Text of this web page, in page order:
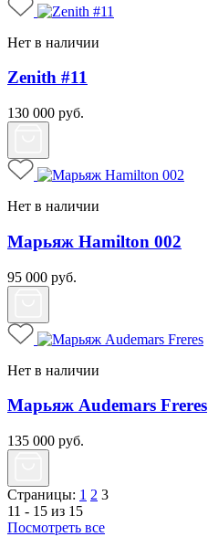
Нет в наличии
Zenith #11
130 000 руб.
Нет в наличии
Марьяж Hamilton 002
95 000 руб.
Нет в наличии
Марьяж Audemars Freres
135 000 руб.
Страницы: 1 2 3
11 - 15 из 15
Посмотреть все